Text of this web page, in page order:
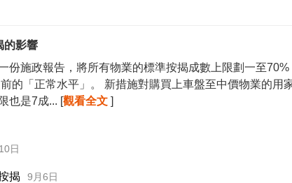
的影響
份施政報告，將所有物業的標準按揭成數上限劃一至
的「正常水平」。 新措施對購買上車盤至中價物業的
也是7成... [觀看全文 ]
日
揭 9月6日